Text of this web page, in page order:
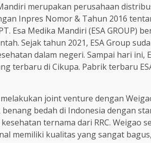
merupakan perusahaan
Inpres Nomor & Tahun 2016
Esa Medika Mandiri (ESA
Sejak tahun 2021, ESA Group
dalam negeri. Sampai hari ini,
terbaru di Cikupa. Pabrik terbaru
melakukan joint venture dengan
bedah di Indonesia dengan
ternama dari RRC. Weigao
memiliki kualitas yang sangat